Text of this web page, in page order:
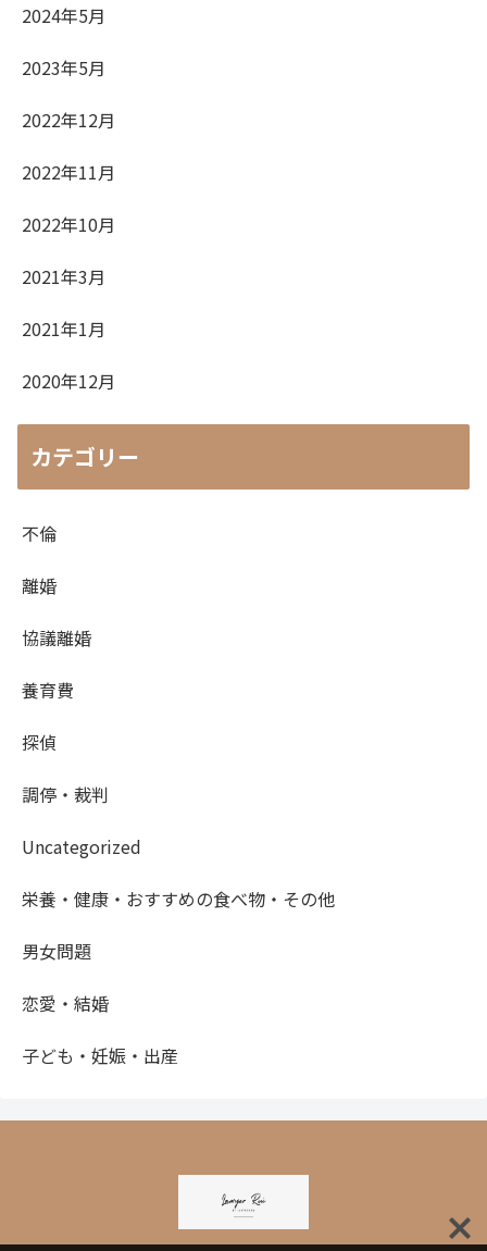
2024年5月
2023年5月
2022年12月
2022年11月
2022年10月
2021年3月
2021年1月
2020年12月
カテゴリー
不倫
離婚
協議離婚
養育費
探偵
調停・裁判
Uncategorized
栄養・健康・おすすめの食べ物・その他
男女問題
恋愛・結婚
子ども・妊娠・出産